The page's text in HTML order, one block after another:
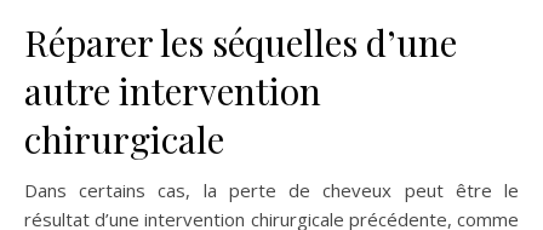
Réparer les séquelles d’une
autre intervention
chirurgicale
Dans certains cas, la perte de cheveux peut être le
résultat d’une intervention chirurgicale précédente, comme